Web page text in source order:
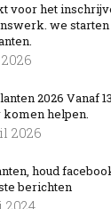
voor het
we
2026 Vanaf
helpen.
2026
houd
berichten